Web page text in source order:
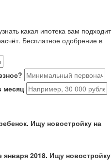
какая ипотека вам подходит
Бесплатное одобрение в
месяц
Ищу новостройку на
2018. Ищу новостройку